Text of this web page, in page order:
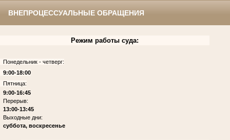
ВНЕПРОЦЕССУАЛЬНЫЕ ОБРАЩЕНИЯ
Режим работы суда:
Понедельник - четверг:
9:00-18:00
Пятница:
9:00-16:45
Перерыв:
13:00-13:45
Выходные дни:
суббота, воскресенье